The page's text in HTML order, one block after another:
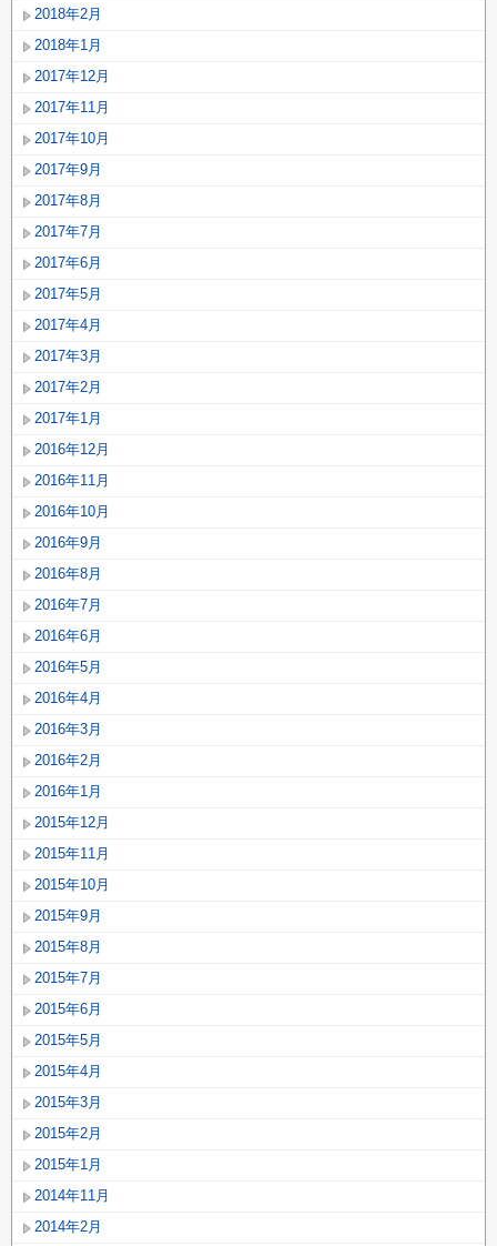
2018年2月
2018年1月
2017年12月
2017年11月
2017年10月
2017年9月
2017年8月
2017年7月
2017年6月
2017年5月
2017年4月
2017年3月
2017年2月
2017年1月
2016年12月
2016年11月
2016年10月
2016年9月
2016年8月
2016年7月
2016年6月
2016年5月
2016年4月
2016年3月
2016年2月
2016年1月
2015年12月
2015年11月
2015年10月
2015年9月
2015年8月
2015年7月
2015年6月
2015年5月
2015年4月
2015年3月
2015年2月
2015年1月
2014年11月
2014年2月